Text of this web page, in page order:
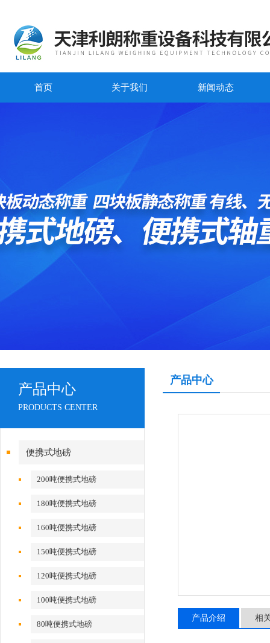
首页 关于我们 新闻动态
产品中心
PRODUCTS CENTER
便携式地磅
200吨便携式地磅
180吨便携式地磅
160吨便携式地磅
150吨便携式地磅
120吨便携式地磅
100吨便携式地磅
80吨便携式地磅
产品中心
产品介绍 相